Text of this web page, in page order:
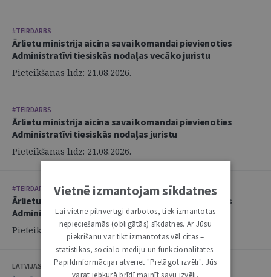
#TEIRDARBS
Ārlietu ministrija aicina savai komandai pievienoties
Administratīvi tiesiskās nodaļas vecāko juristu
Pieteikšanās līdz: 21.08.2026.
#TEIRDARBS
Ārlietu ministrija aicina savai komandai pievienoties
Administratīvi tiesiskās nodaļas juristu
Pieteikšanās līdz: 21.08.2026.
#TEIRDARBS
Ārlietu ministrija aicina savai komandai pievienoties
Administratīvi tiesiskās nodaļas juristu
Pieteikšanās līdz: 21.08.2026.
LATVIJAS ZVĒRINĀTU ADVOKĀTU PADOME
Vietnē izmantojam sīkdatnes
Lai vietne pilnvērtīgi darbotos, tiek izmantotas
nepieciešamās (obligātās) sīkdatnes. Ar Jūsu
piekrišanu var tikt izmantotas vēl citas –
statistikas, sociālo mediju un funkcionalitātes.
Papildinformācijai atveriet "Pielāgot izvēli". Jūs
varat jebkurā brīdī mainīt savu izvēli,